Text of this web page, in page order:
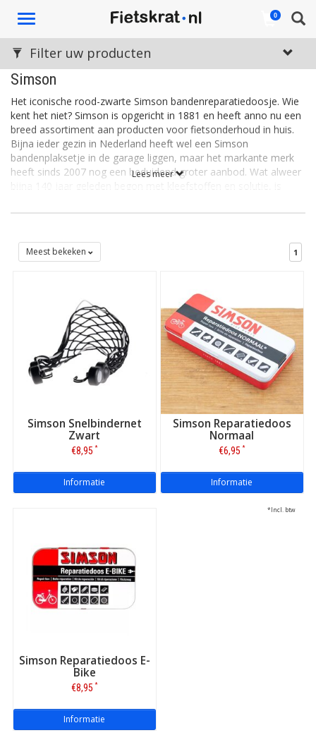
Toggle
0
Simson
Het iconische rood-zwarte Simson bandenreparatiedoosje. Wie
kent het niet? Simson is opgericht in 1881 en heeft anno nu een
breed assortiment aan producten voor fietsonderhoud in huis.
Bijna ieder gezin in Nederland heeft wel een Simson
bandenplaksetje in de garage liggen, maar het markante merk
heeft sinds 2007 nog een beduidend groter aanbod. Wat alweer
uitstekende fietsonderdelen.
Lees meer
Filter uw producten
Meest bekeken 1
Simson Snelbindernet
Zwart
€8,95 *
Informatie
Simson Reparatiedoos
Normaal
€6,95 *
Informatie
Simson Reparatiedoos E-
Bike
€8,95 *
Informatie
*Incl. btw